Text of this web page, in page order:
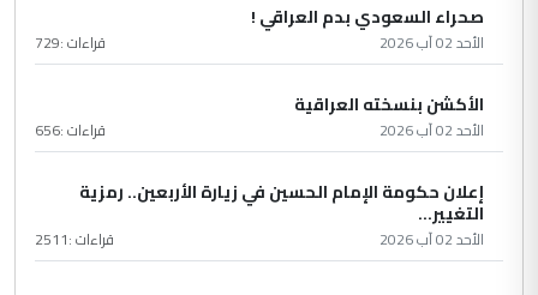
صحراء السعودي بدم العراقي !
الأحد 02 آب 2026 قراءات :729
الأكشن بنسخته العراقية
الأحد 02 آب 2026 قراءات :656
إعلان حكومة الإمام الحسين في زيارة الأربعين.. رمزية
التغيير...
الأحد 02 آب 2026 قراءات :2511